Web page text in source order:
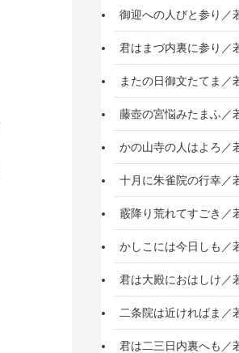
御迎への人びと参り／
君はまづ内裏に参り／
またの日御文たてま／
藤壺の宮悩みたまふ／
かの山寺の人はよろ／
十月に朱雀院の行幸／
霰降り荒れてすごき／
かしこには今日しも／
君は大殿におはしけ／
二条院は近ければま／
君は二三日内裏へも／